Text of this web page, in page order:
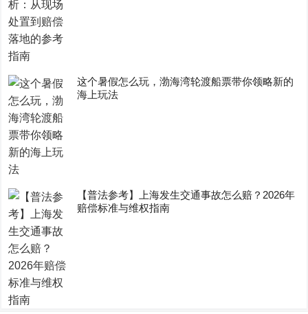
这个暑假怎么玩，渤海湾轮渡船票带你领略新的
海上玩法
【普法参考】上海发生交通事故怎么赔？2026年
赔偿标准与维权指南